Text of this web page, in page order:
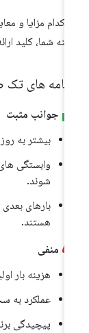
کدام مزایا و
شما، کلید ارائه
های تک
جوانب مثبت
بیشتر به روز
وابستگی های
شوند.
بارهای بعدی به
هستند.
منفی
هزینه بار اولیه
عملکرد به سخت
پیچیدگی